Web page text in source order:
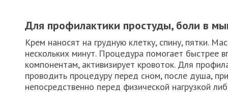
Для профилактики простуды, боли в
Крем наносят на грудную клетку, спину, пятки.
нескольких минут. Процедура помогает быстрее
компонентам, активизирует кровоток. Для
проводить процедуру перед сном, после душа,
непосредственно перед физической нагрузкой